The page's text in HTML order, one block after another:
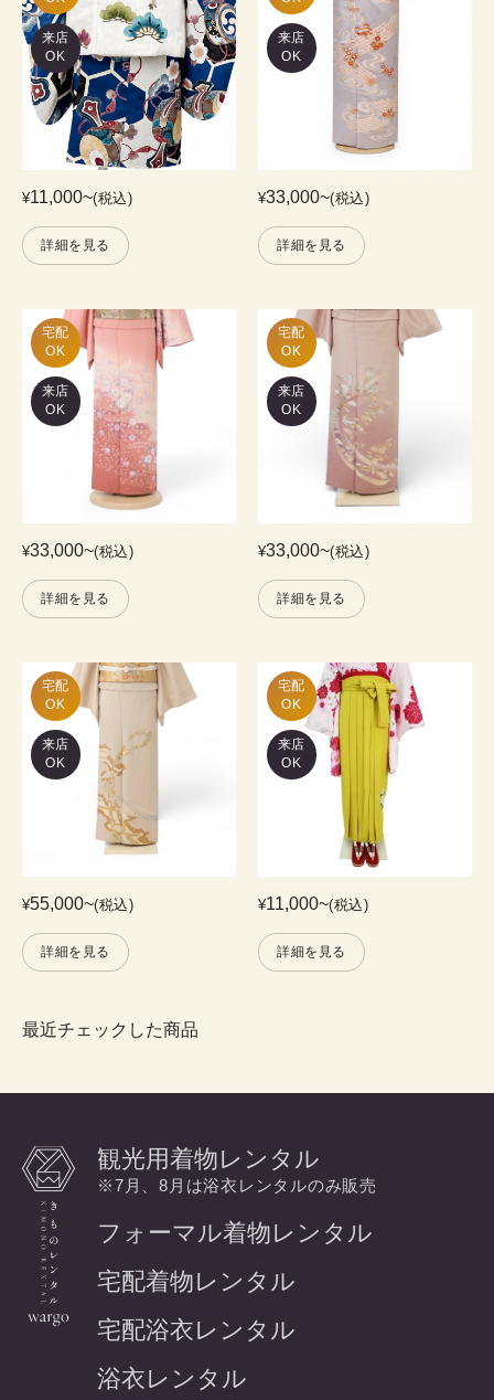
来店
OK
¥11,000~(税込)
詳細を見る
来店
OK
¥33,000~(税込)
詳細を見る
宅配
OK
来店
OK
¥33,000~(税込)
詳細を見る
宅配
OK
来店
OK
¥33,000~(税込)
詳細を見る
宅配
OK
来店
OK
¥55,000~(税込)
詳細を見る
宅配
OK
来店
OK
¥11,000~(税込)
詳細を見る
最近チェックした商品
観光用着物レンタル
※7月、8月は浴衣レンタルのみ販売
フォーマル着物レンタル
宅配着物レンタル
宅配浴衣レンタル
浴衣レンタル